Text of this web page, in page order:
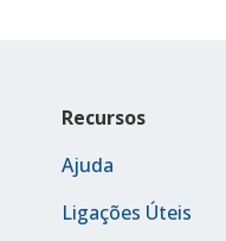
Recursos
Ajuda
Ligações Úteis